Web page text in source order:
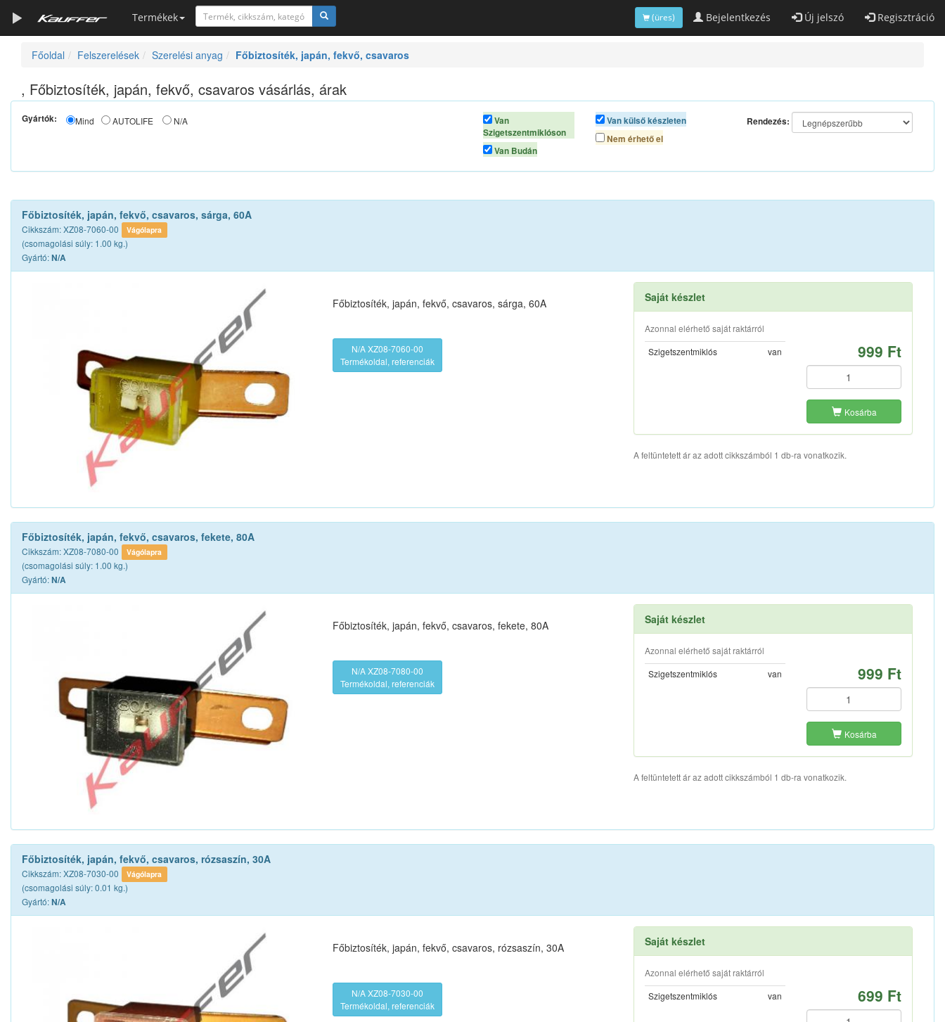
Termékek Bejelentkezés Új jelszó Regisztráció
(üres)
Szerszámkatalógus
Kosár
Főoldal Felszerelések Szerelési anyag Főbiztosíték, japán, fekvő, csavaros
, Főbiztosíték, japán, fekvő, csavaros vásárlás, árak
Gyártók: Mind AUTOLIFE N/A
Van
Szigetszentmiklóson
Van Budán
Van külső készleten
Nem érhető el
Rendezés:
Főbiztosíték, japán, fekvő, csavaros, sárga, 60A
Cikkszám: XZ08-7060-00 Vágólapra
(csomagolási súly: 1.00 kg.)
Gyártó:N/A
Főbiztosíték, japán, fekvő, csavaros, sárga, 60A
N/A XZ08-7060-00
Termékoldal, referenciák
Saját készlet
Azonnal elérhető saját raktárról
Szigetszentmiklós
van 999 Ft
Kosárba
A feltüntetett ár az adott cikkszámból 1 db-ra vonatkozik.
Főbiztosíték, japán, fekvő, csavaros, fekete, 80A
Cikkszám: XZ08-7080-00 Vágólapra
(csomagolási súly: 1.00 kg.)
Gyártó:N/A
Főbiztosíték, japán, fekvő, csavaros, fekete, 80A
N/A XZ08-7080-00
Termékoldal, referenciák
Saját készlet
Azonnal elérhető saját raktárról
Szigetszentmiklós
van 999 Ft
Kosárba
A feltüntetett ár az adott cikkszámból 1 db-ra vonatkozik.
Főbiztosíték, japán, fekvő, csavaros, rózsaszín, 30A
Cikkszám: XZ08-7030-00 Vágólapra
(csomagolási súly: 0.01 kg.)
Gyártó:N/A
Főbiztosíték, japán, fekvő, csavaros, rózsaszín, 30A
N/A XZ08-7030-00
Termékoldal, referenciák
Saját készlet
Azonnal elérhető saját raktárról
Szigetszentmiklós
van 699 Ft